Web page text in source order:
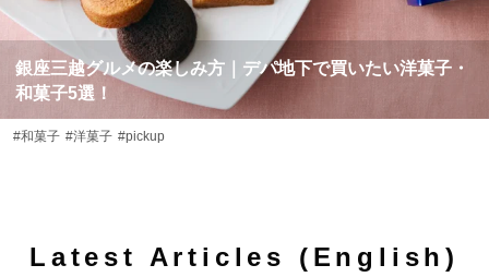
銀座三越グルメの楽しみ方｜デパ地下で買いたい洋菓子・
和菓子5選！
#和菓子 #洋菓子 #pickup
Latest Articles (English)